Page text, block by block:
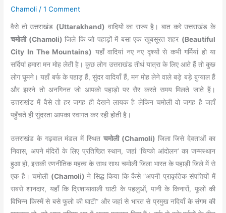
Chamoli /1 Comment
वैसे तो उत्तराखंड (Uttarakhand) वादियों का राज्य है। बात करे उत्तराखंड के
चमोली (Chamoli)जिले कि जो पहाड़ों में बसा एक खूबसूरत शहर (Beautiful
City In The Mountains) यहाँ वादियां नए नए दृश्यों से कभी गर्मियां हो या
सर्दियां हमारा मन मोह लेती है। कुछ लोग उत्तराखंड तीर्थ यात्रा के लिए आते हैं तो कुछ
लोग घूमने। यहाँ बर्फ के पहाड़ हैं, सुंदर वादियाँ हैं, मन मोह लेने वाले बड़े बड़े बुग्याल हैं
और झरने तो अनगिनत जो आपको पहाड़ो पर सैर करते समय मिलते जाते हैं।
उत्तराखंड में वैसे तो हर जगह ही देखने लायक है लेकिन चमोली वो जगह है जहाँ
पहुँचते ही सुंदरता आपका स्वागत कर रही होती है।
उत्तराखंड के गढ़वाल मंडल में स्थित चमोली (Chamoli) जिला जिसे देवताओं का
निवास, अपने मंदिरों के लिए प्रतिष्ठित स्थान, जहां ‘चिप्को आंदोलन’ का जन्मस्थान
हुआ हो, इसकी रणनीतिक महत्व के साथ साथ चमोली जिला भारत के पहाड़ी जिले में से
एक है। चमोली (Chamoli)ने सिद्ध किया कि कैसे “अपनी प्राकृतिक संपत्तियों में
सबसे शानदार, यहाँ कि द्रिशायावाली घाटी के पहलुओं, पानी के किनारों, फूलों की
विभिन्न किस्में से बसे फूलो की घाटी” और जहां से भारत से प्रमुख नदियाँ के संगम की